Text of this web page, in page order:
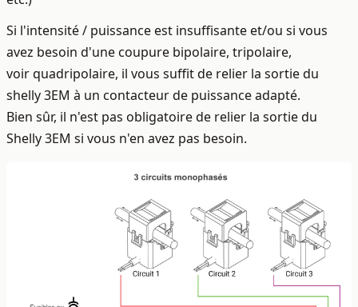
Si l'intensité / puissance est insuffisante et/ou si vous
avez besoin d'une coupure bipolaire, tripolaire,
voir quadripolaire, il vous suffit de relier la sortie du
shelly 3EM à un contacteur de puissance adapté.
Bien sûr, il n'est pas obligatoire de relier la sortie du
Shelly 3EM si vous n'en avez pas besoin.